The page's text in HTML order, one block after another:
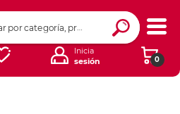
0
Inicia
sesión